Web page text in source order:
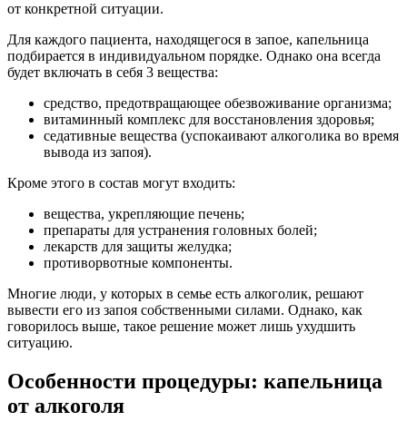
от конкретной ситуации.
Для каждого пациента, находящегося в запое, капельница
подбирается в индивидуальном порядке. Однако она всегда
будет включать в себя 3 вещества:
средство, предотвращающее обезвоживание организма;
витаминный комплекс для восстановления здоровья;
седативные вещества (успокаивают алкоголика во время
вывода из запоя).
Кроме этого в состав могут входить:
вещества, укрепляющие печень;
препараты для устранения головных болей;
лекарств для защиты желудка;
противорвотные компоненты.
Многие люди, у которых в семье есть алкоголик, решают
вывести его из запоя собственными силами. Однако, как
говорилось выше, такое решение может лишь ухудшить
ситуацию.
Особенности процедуры: капельница
от алкоголя